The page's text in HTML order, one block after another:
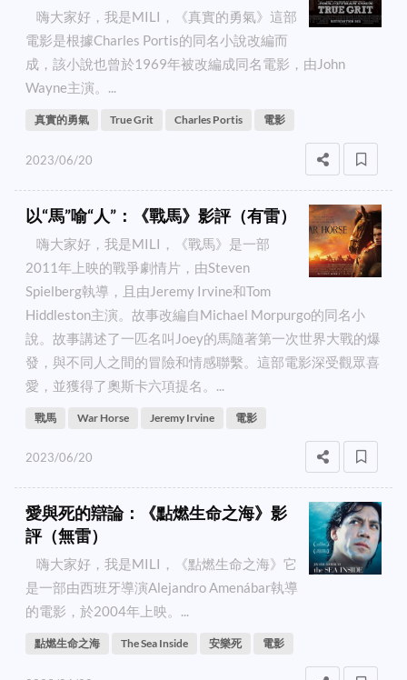
嗨大家好，我是MILI，《真實的勇氣》這部
電影是根據Charles Portis的同名小說改編而
成，該小說也曾於1969年被改編成同名電影，由John
Wayne主演。...
真實的勇氣 True Grit Charles Portis 電影
2023/06/20
以“馬”喻“人”：《戰馬》影評（有雷）
嗨大家好，我是MILI，《戰馬》是一部
2011年上映的戰爭劇情片，由Steven
Spielberg執導，且由Jeremy Irvine和Tom
Hiddleston主演。故事改編自Michael Morpurgo的同名小
說。故事講述了一匹名叫Joey的馬隨著第一次世界大戰的爆
發，與不同人之間的冒險和情感聯繫。這部電影深受觀眾喜
愛，並獲得了奧斯卡六項提名。...
戰馬 War Horse Jeremy Irvine 電影
2023/06/20
愛與死的辯論：《點燃生命之海》影
評（無雷）
嗨大家好，我是MILI，《點燃生命之海》它
是一部由西班牙導演Alejandro Amenábar執導
的電影，於2004年上映。...
點燃生命之海 The Sea Inside 安樂死 電影